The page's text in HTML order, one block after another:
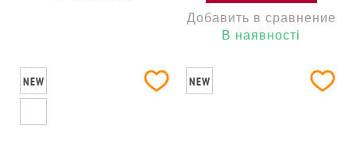
Добавить в сравнение
В наявності
NEW NEW